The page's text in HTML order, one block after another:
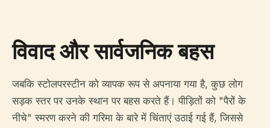
विवाद और सार्वजनिक बहस
जबकि स्टोलपरस्टीन को व्यापक रूप से अपनाया गया है, कुछ लोग
सड़क स्तर पर उनके स्थान पर बहस करते हैं। पीड़ितों को "पैरों के
नीचे" स्मरण करने की गरिमा के बारे में चिंताएं उठाई गई हैं, जिससे